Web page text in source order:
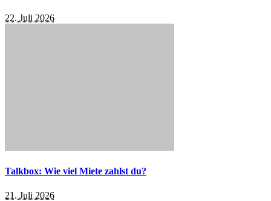
22. Juli 2026
Talkbox: Wie viel Miete zahlst du?
21. Juli 2026